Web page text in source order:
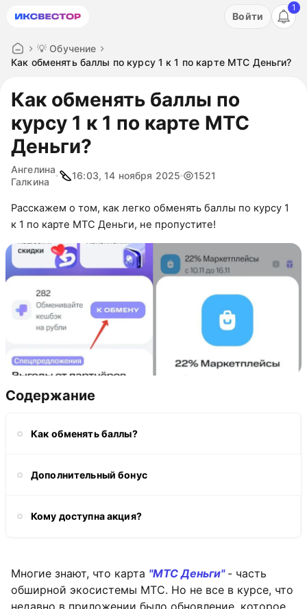
Акция: бесплатный пробный период на 3 дня!
Войти
1
💡 Обучение
Как обменять баллы по курсу 1 к 1 по карте МТС Деньги?
Как обменять баллы по
курсу 1 к 1 по карте МТС
Деньги?
Ангелина
Галкина
16:03, 14 ноября 2025 1521
Расскажем о том, как легко обменять баллы по курсу 1
к 1 по карте МТС Деньги, не пропустите!
Содержание
Как обменять баллы?
Дополнительный бонус
Кому доступна акция?
Многие знают, что карта "МТС Деньги" - часть
обширной экосистемы МТС. Но не все в курсе, что
недавно в приложении было обновление, которое,